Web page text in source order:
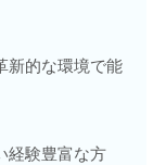
新的な環境で能
経験豊富な方